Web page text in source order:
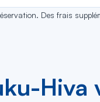
Des frais
Hiva